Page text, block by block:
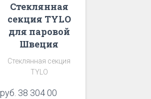
Стеклянная
секция TYLO
для паровой
Швеция
Стеклянная секция
TYLO
руб. 38 304 00